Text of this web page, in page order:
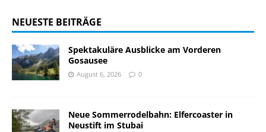
NEUESTE BEITRÄGE
Spektakuläre Ausblicke am Vorderen
Gosausee
August 6, 2026 0
Neue Sommerrodelbahn: Elfercoaster in
Neustift im Stubai